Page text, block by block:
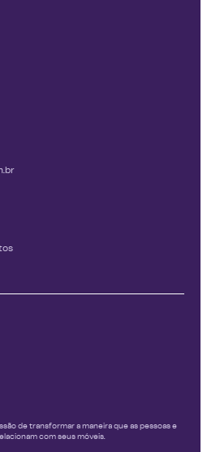
de transformar a maneira que as pessoas e
com seus móveis.